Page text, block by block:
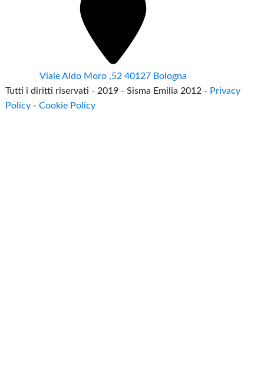
Viale Aldo Moro ,52 40127 Bologna
Tutti i diritti riservati - 2019 - Sisma Emilia 2012 - Privacy
Policy -Cookie Policy